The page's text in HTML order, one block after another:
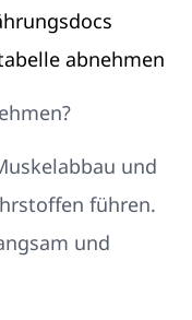
abnehmen
und
führen.
und